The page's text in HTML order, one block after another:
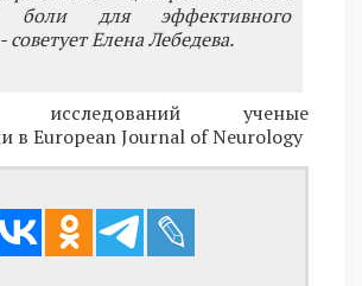
боли для эффективного
советует Елена Лебедева.
исследований ученые
в European Journal of Neurology